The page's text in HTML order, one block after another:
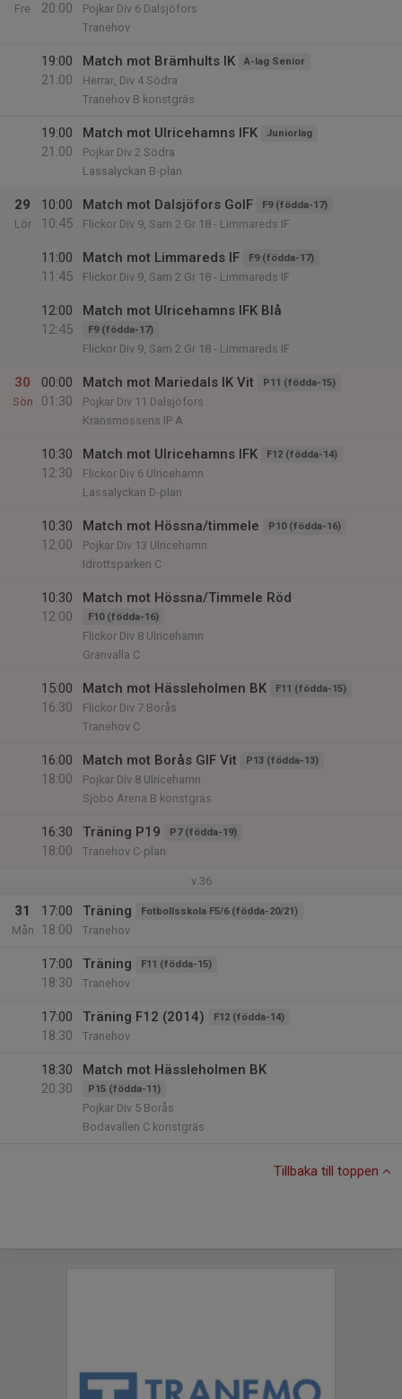
Fre
20:00
Pojkar Div 6 Dalsjöfors
Tranehov
19:00
21:00
Match mot Brämhults IK A-lag Senior
Herrar, Div 4 Södra
Tranehov B konstgräs
19:00
21:00
Match mot Ulricehamns IFK Juniorlag
Pojkar Div 2 Södra
Lassalyckan B-plan
29
Lör
10:00
10:45
Match mot Dalsjöfors GoIF F9 (födda-17)
Flickor Div 9, Sam 2 Gr 18 - Limmareds IF
11:00
11:45
Match mot Limmareds IF F9 (födda-17)
Flickor Div 9, Sam 2 Gr 18 - Limmareds IF
12:00
12:45
Match mot Ulricehamns IFK Blå
F9 (födda-17)
Flickor Div 9, Sam 2 Gr 18 - Limmareds IF
30
Sön
00:00
01:30
Match mot Mariedals IK Vit P11 (födda-15)
Pojkar Div 11 Dalsjöfors
Kransmossens IP A
10:30
12:30
Match mot Ulricehamns IFK F12 (födda-14)
Flickor Div 6 Ulricehamn
Lassalyckan D-plan
10:30
12:00
Match mot Hössna/timmele P10 (födda-16)
Pojkar Div 13 Ulricehamn
Idrottsparken C
10:30
12:00
Match mot Hössna/Timmele Röd
F10 (födda-16)
Flickor Div 8 Ulricehamn
Granvalla C
15:00
16:30
Match mot Hässleholmen BK F11 (födda-15)
Flickor Div 7 Borås
Tranehov C
16:00
18:00
Match mot Borås GIF Vit P13 (födda-13)
Pojkar Div 8 Ulricehamn
Sjöbo Arena B konstgräs
16:30
18:00
Träning P19 P7 (födda-19)
Tranehov C-plan
v.36
31
Mån
17:00
18:00
Träning Fotbollsskola F5/6 (födda-20/21)
Tranehov
17:00
18:30
Träning F11 (födda-15)
Tranehov
17:00
18:30
Träning F12 (2014) F12 (födda-14)
Tranehov
18:30
20:30
Match mot Hässleholmen BK
P15 (födda-11)
Pojkar Div 5 Borås
Bodavallen C konstgräs
Tillbaka till toppen